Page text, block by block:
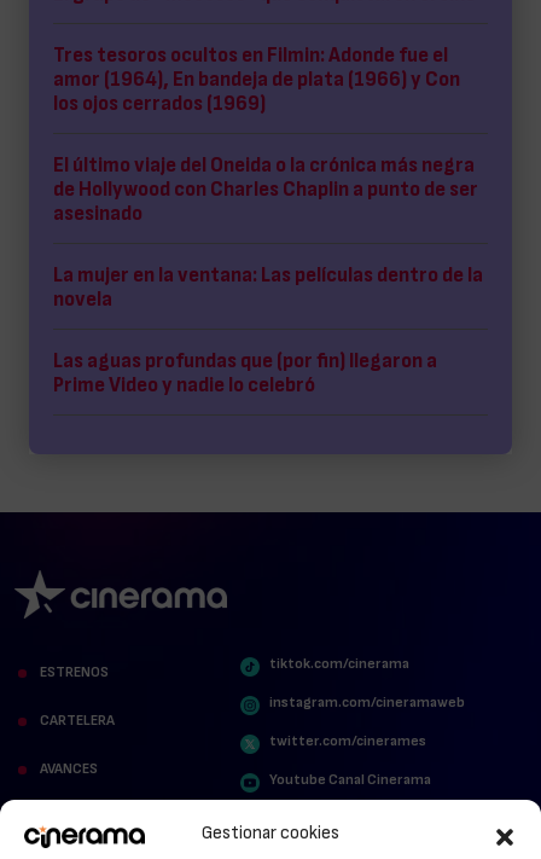
Gestionar cookies
Tres tesoros ocultos en Filmin: Adonde fue el
amor (1964), En bandeja de plata (1966) y Con
los ojos cerrados (1969)
El último viaje del Oneida o la crónica más negra
de Hollywood con Charles Chaplin a punto de ser
asesinado
La mujer en la ventana: Las películas dentro de la
novela
Las aguas profundas que (por fin) llegaron a
Prime Video y nadie lo celebró
ESTRENOS
CARTELERA
AVANCES
tiktok.com/cinerama
instagram.com/cineramaweb
twitter.com/cinerames
Youtube Canal Cinerama